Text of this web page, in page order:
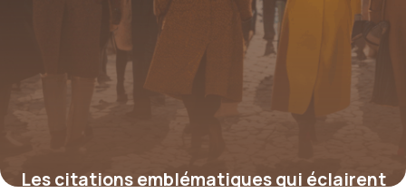
Les citations emblématiques qui éclairent